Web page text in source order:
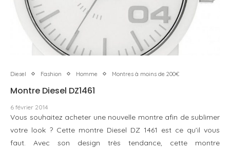
Diesel Fashion Homme Montres à moins de 200€
Montre Diesel DZ1461
6 février 2014
Vous souhaitez acheter une nouvelle montre afin de sublimer
votre look ? Cette montre Diesel DZ 1461 est ce qu’il vous
faut. Avec son design très tendance, cette montre